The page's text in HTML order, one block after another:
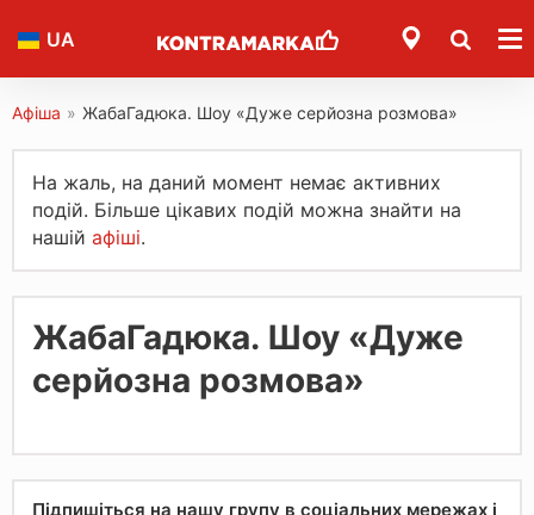
UA
Афіша » ЖабаГадюка. Шоу «Дуже серйозна розмова»
На жаль, на даний момент немає активних
подій. Більше цікавих подій можна знайти на
нашій афіші.
ЖабаГадюка. Шоу «Дуже
серйозна розмова»
Підпишіться на нашу групу в соціальних мережах і